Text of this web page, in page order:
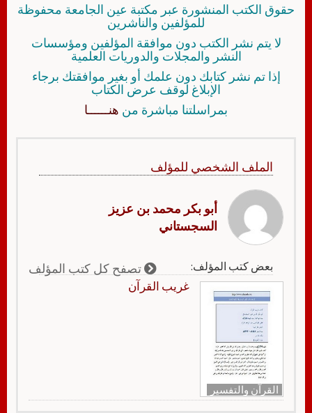
حقوق الكتب المنشورة عبر مكتبة عين الجامعة محفوظة
للمؤلفين والناشرين
لا يتم نشر الكتب دون موافقة المؤلفين ومؤسسات
النشر والمجلات والدوريات العلمية
إذا تم نشر كتابك دون علمك أو بغير موافقتك برجاء
الإبلاغ لوقف عرض الكتاب
بمراسلتنا مباشرة من هنــــــا
الملف الشخصي للمؤلف
أبو بكر محمد بن عزيز
السجستاني
بعض كتب المؤلف: تصفح كل كتب المؤلف
القرآن والتفسير
غريب القرآن